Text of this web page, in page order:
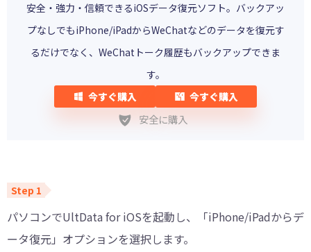
安全・強力・信頼できるiOSデータ復元ソフト。バックアッ
プなしでもiPhone/iPadからWeChatなどのデータを復元す
るだけでなく、WeChatトーク履歴もバックアップできま
す。
今すぐ購入
今すぐ購入
安全に購入
パソコンでUltData for iOSを起動し、「iPhone/iPadからデ
ータ復元」オプションを選択します。